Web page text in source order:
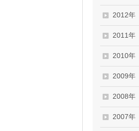
2012年
2011年
2010年
2009年
2008年
2007年